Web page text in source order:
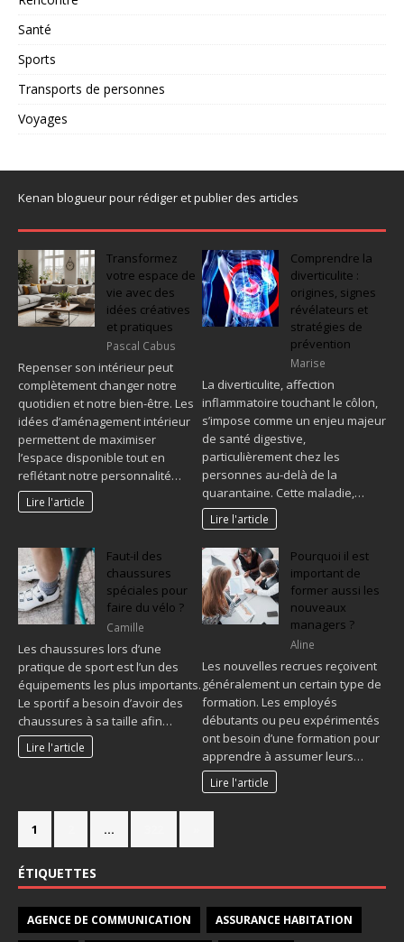
Santé
Sports
Transports de personnes
Voyages
Kenan blogueur pour rédiger et publier des articles
Transformez
votre espace de
vie avec des
idées créatives
et pratiques
Pascal Cabus
Repenser son intérieur peut
complètement changer notre
quotidien et notre bien-être. Les
idées d’aménagement intérieur
permettent de maximiser
l’espace disponible tout en
reflétant notre personnalité…
Lire l'article
Comprendre la
diverticulite :
origines, signes
révélateurs et
stratégies de
prévention
Marise
La diverticulite, affection
inflammatoire touchant le côlon,
s’impose comme un enjeu majeur
de santé digestive,
particulièrement chez les
personnes au-delà de la
quarantaine. Cette maladie,…
Lire l'article
Faut-il des
chaussures
spéciales pour
faire du vélo ?
Camille
Les chaussures lors d’une
pratique de sport est l’un des
équipements les plus importants.
Le sportif a besoin d’avoir des
chaussures à sa taille afin…
Lire l'article
Pourquoi il est
important de
former aussi les
nouveaux
managers ?
Aline
Les nouvelles recrues reçoivent
généralement un certain type de
formation. Les employés
débutants ou peu expérimentés
ont besoin d’une formation pour
apprendre à assumer leurs…
Lire l'article
1 …
ÉTIQUETTES
AGENCE DE COMMUNICATION ASSURANCE HABITATION